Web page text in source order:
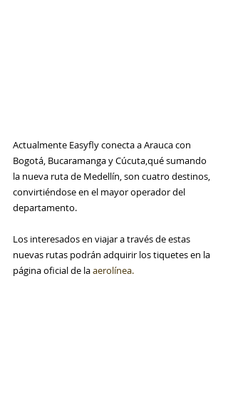
Actualmente Easyfly conecta a Arauca con
Bogotá, Bucaramanga y Cúcuta,qué sumando
la nueva ruta de Medellín, son cuatro destinos,
convirtiéndose en el mayor operador del
departamento.
Los interesados en viajar a través de estas
nuevas rutas podrán adquirir los tiquetes en la
página oficial de la aerolínea​.